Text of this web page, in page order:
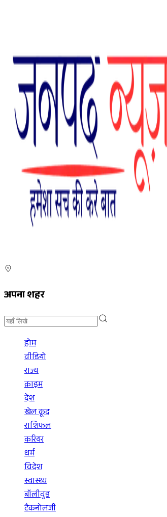
अपना शहर
होम
वीडियो
राज्य
क्राइम
देश
खेल कूद
राशिफल
करियर
धर्म
विदेश
स्वास्थ्य
बॉलीवुड
टैकनोलजी